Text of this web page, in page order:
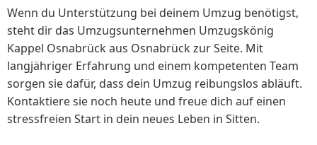
Wenn du Unterstützung bei deinem Umzug benötigst,
steht dir das Umzugsunternehmen Umzugskönig
Kappel Osnabrück aus Osnabrück zur Seite. Mit
langjähriger Erfahrung und einem kompetenten Team
sorgen sie dafür, dass dein Umzug reibungslos abläuft.
Kontaktiere sie noch heute und freue dich auf einen
stressfreien Start in dein neues Leben in Sitten.